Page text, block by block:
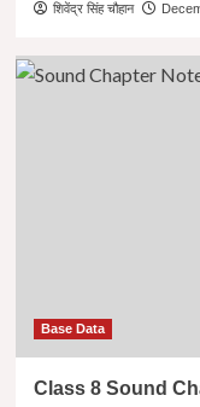
शिवेंद्र सिंह चौहान
Base Data
Class 8 Sound